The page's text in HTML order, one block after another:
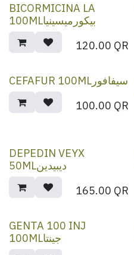
BICORMICINA LA
100MLبيكورميسينيا
120.00 QR
CEFAFUR 100MLسيفافور
100.00 QR
DEPEDIN VEYX
50MLديبيدين
165.00 QR
GENTA 100 INJ
100MLجينتا